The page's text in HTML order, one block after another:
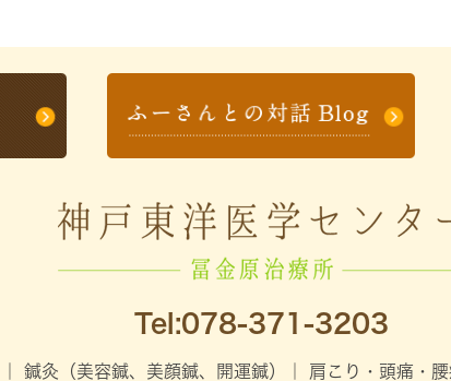
Tel:078-371-3203
鍼灸（美容鍼、美顔鍼、開運鍼） 肩こり・頭痛・腰